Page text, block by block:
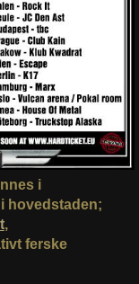
i
hovedstaden;
,
ferske